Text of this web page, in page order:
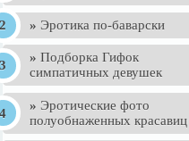
» Эротика по-баварски
» Подборка Гифок
симпатичных девушек
» Эротические фото
полуобнаженных красавиц